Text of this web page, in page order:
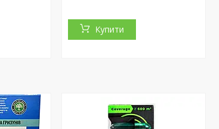
Купити